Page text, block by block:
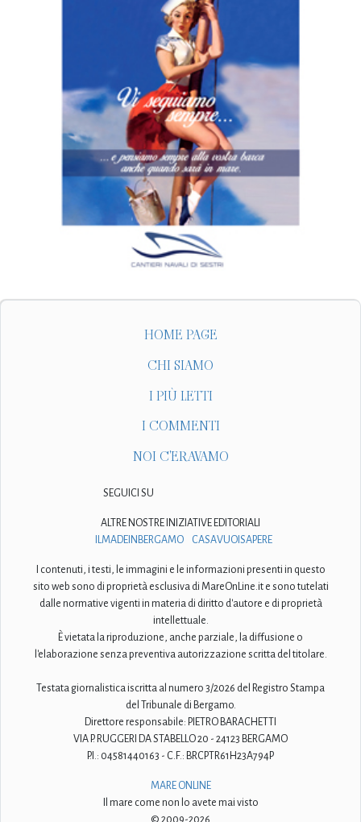
HOME PAGE
CHI SIAMO
I PIÙ LETTI
I COMMENTI
NOI C'ERAVAMO
SEGUICI SU
ALTRE NOSTRE INIZIATIVE EDITORIALI
ILMADEINBERGAMO
CASAVUOISAPERE
I contenuti, i testi, le immagini e le informazioni presenti in questo
sito web sono di proprietà esclusiva di MareOnLine.it e sono tutelati
dalle normative vigenti in materia di diritto d'autore e di proprietà
intellettuale.
È vietata la riproduzione, anche parziale, la diffusione o
l'elaborazione senza preventiva autorizzazione scritta del titolare.
Testata giornalistica iscritta al numero 3/2026 del Registro Stampa
del Tribunale di Bergamo.
Direttore responsabile: PIETRO BARACHETTI
VIA P. RUGGERI DA STABELLO 20 - 24123 BERGAMO
P.I.: 04581440163 - C.F.: BRCPTR61H23A794P
MARE ONLINE
Il mare come non lo avete mai visto
© 2009-2026